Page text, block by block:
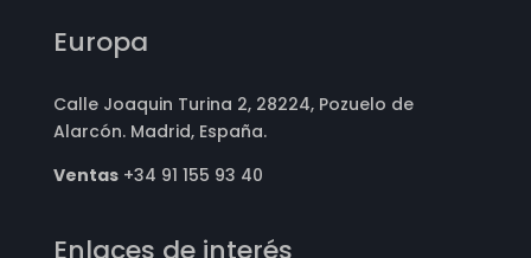
Europa
Calle Joaquin Turina 2, 28224, Pozuelo de
Alarcón. Madrid, España.
Ventas+34 91 155 93 40
Enlaces de interés